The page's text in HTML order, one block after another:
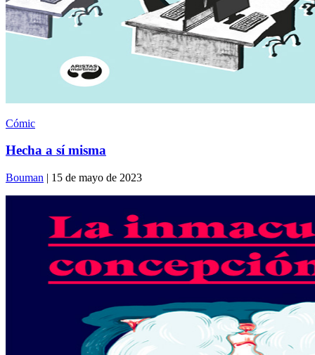
Cómic
Hecha a sí misma
Bouman | 15 de mayo de 2023